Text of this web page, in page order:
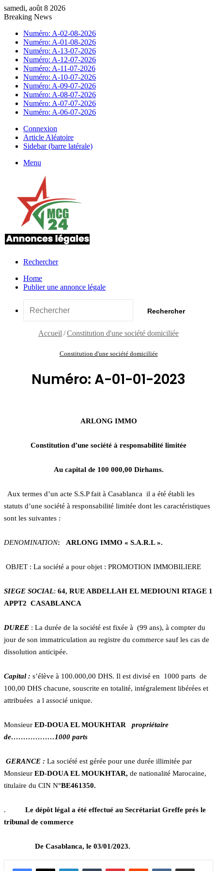
samedi, août 8 2026
Breaking News
Numéro: A-02-08-2026
Numéro: A-01-08-2026
Numéro: A-13-07-2026
Numéro: A-12-07-2026
Numéro: A-11-07-2026
Numéro: A-10-07-2026
Numéro: A-09-07-2026
Numéro: A-08-07-2026
Numéro: A-07-07-2026
Numéro: A-06-07-2026
Connexion
Article Aléatoire
Sidebar (barre latérale)
Menu
Rechercher
Home
Publier une annonce légale
Rechercher
Accueil /Constitution d'une société domiciliée
Constitution d'une société domiciliée
Numéro: A-01-01-2023
ARLONG IMMO
Constitution d’une société à responsabilité limitée
Au capital de 100 000,00 Dirhams.
Aux termes d’un acte S.S.P fait à Casablanca il a été établi les
statuts d’une société à responsabilité limitée dont les caractéristiques
sont les suivantes :
DENOMINATION: ARLONG IMMO « S.A.R.L ».
OBJET : La société a pour objet : PROMOTION IMMOBILIERE
SIEGE SOCIAL: 64, RUE ABDELLAH EL MEDIOUNI RTAGE 1
APPT2 CASABLANCA
DUREE : La durée de la société est fixée à (99 ans), à compter du
jour de son immatriculation au registre du commerce sauf les cas de
dissolution anticipée.
Capital : s’élève à 100.000,00 DHS. Il est divisé en 1000 parts de
100,00 DHS chacune, souscrite en totalité, intégralement libérées et
attribuées a l associé unique.
Monsieur ED-DOUA EL MOUKHTAR
propriétaire
de………………1000 parts
GERANCE : La société est gérée pour une durée illimitée par
Monsieur ED-DOUA EL MOUKHTAR, de nationalité Marocaine,
titulaire du CIN N°BE461350.
.
Le dépôt légal a été effectué au Secrétariat Greffe prés le
tribunal de commerce
De Casablanca, le 03/01/2023.